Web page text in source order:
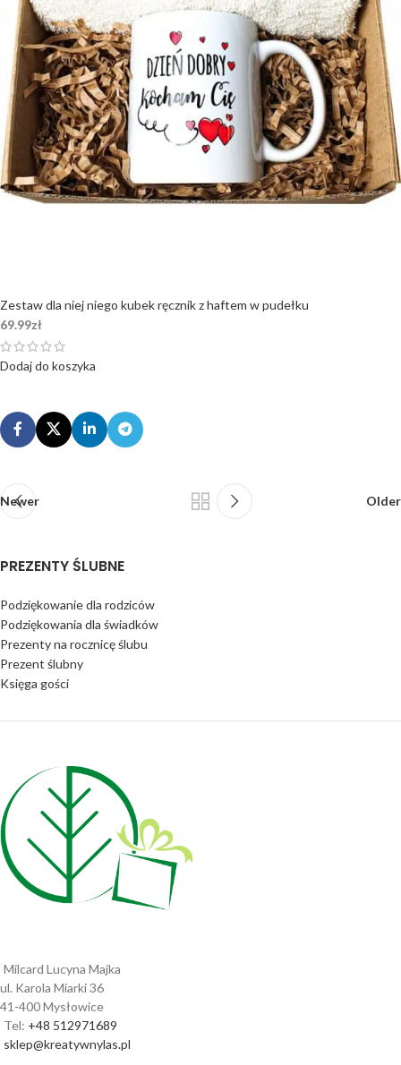
Zestaw dla niej niego kubek ręcznik z haftem w pudełku
69.99zł
Dodaj do koszyka
Newer Older
PREZENTY ŚLUBNE
Podziękowanie dla rodziców
Podziękowania dla świadków
Prezenty na rocznicę ślubu
Prezent ślubny
Księga gości
Milcard Lucyna Majka
ul. Karola Miarki 36
41-400 Mysłowice
Tel: +48 512971689
sklep@kreatywnylas.pl